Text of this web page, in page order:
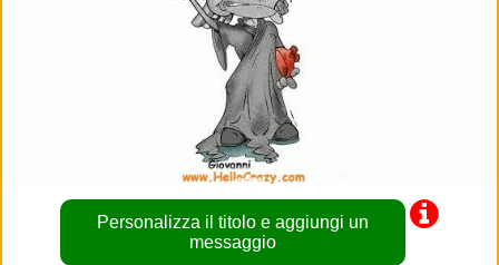
Personalizza il titolo e aggiungi un
messaggio